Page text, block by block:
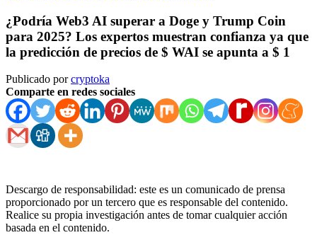
¿Podría Web3 AI superar a Doge y Trump Coin
para 2025? Los expertos muestran confianza ya que
la predicción de precios de $ WAI se apunta a $ 1
Publicado porcryptoka
Comparte en redes sociales
Descargo de responsabilidad: este es un comunicado de prensa
proporcionado por un tercero que es responsable del contenido.
Realice su propia investigación antes de tomar cualquier acción
basada en el contenido.